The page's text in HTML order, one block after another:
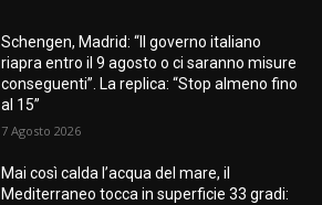
Schengen, Madrid: “Il governo italiano
riapra entro il 9 agosto o ci saranno misure
conseguenti”. La replica: “Stop almeno fino
al 15”
7 Agosto 2026
Mai così calda l’acqua del mare, il
Mediterraneo tocca in superficie 33 gradi: